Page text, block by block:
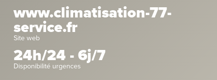
www.climatisation-77-
service.fr
Site web
24h/24 - 6j/7
Disponibilité urgences